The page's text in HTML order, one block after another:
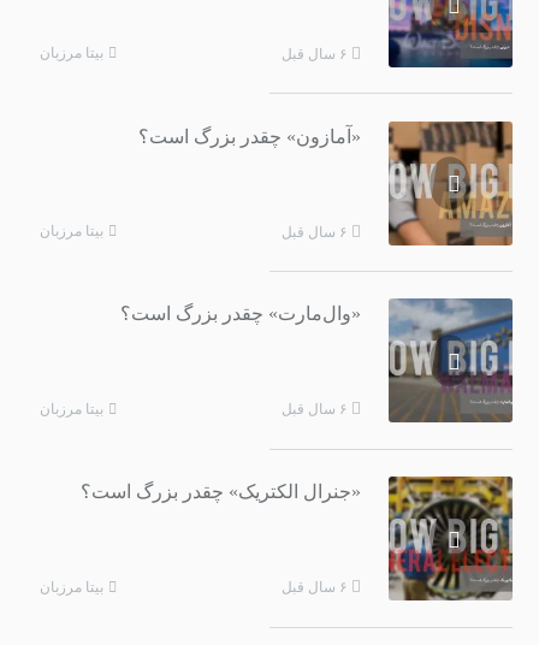
۶ سال قبل بیتا مرزبان
«آمازون» چقدر بزرگ است؟
۶ سال قبل بیتا مرزبان
«وال‌مارت» چقدر بزرگ است؟
۶ سال قبل بیتا مرزبان
«جنرال الکتریک» چقدر بزرگ است؟
۶ سال قبل بیتا مرزبان